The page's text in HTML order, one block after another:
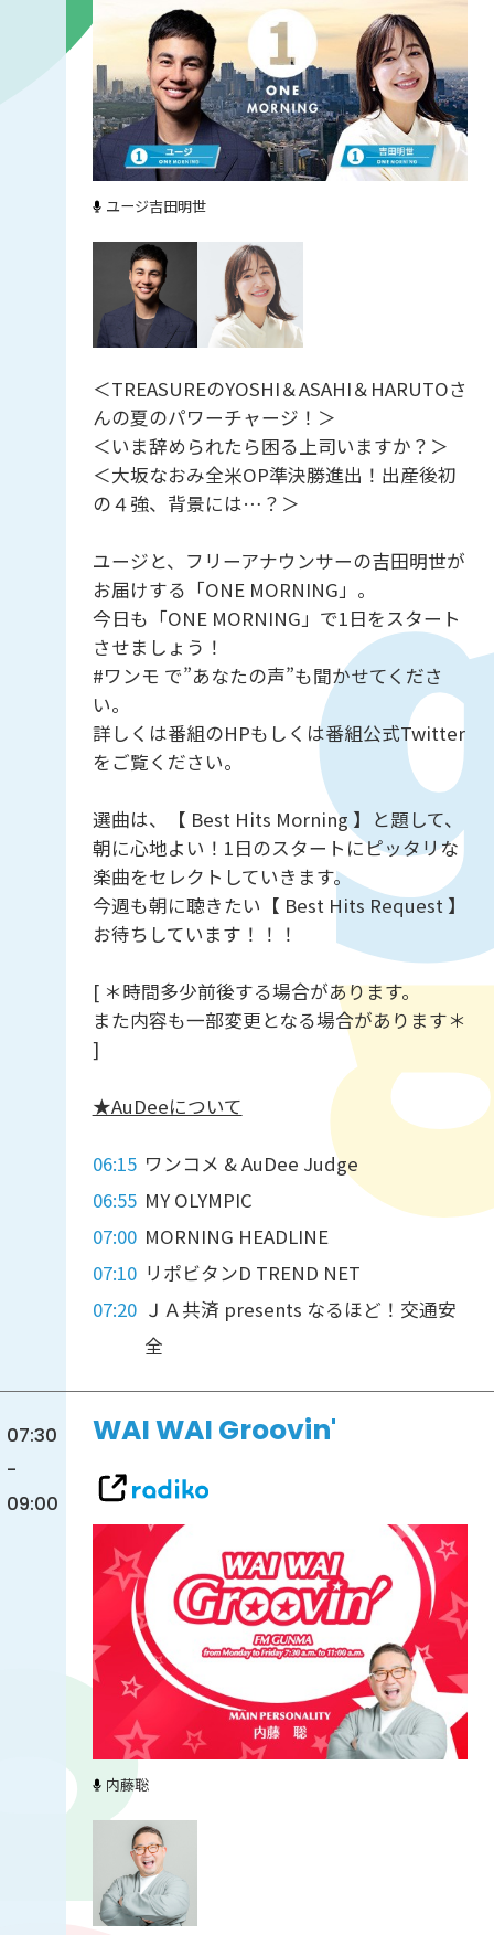
ユージ吉田明世
＜TREASUREのYOSHI＆ASAHI＆HARUTOさ
んの夏のパワーチャージ！＞
＜いま辞められたら困る上司いますか？＞
＜大坂なおみ全米OP準決勝進出！出産後初
の４強、背景には…？＞
ユージと、フリーアナウンサーの吉田明世が
お届けする「ONE MORNING」。
今日も「ONE MORNING」で1日をスタート
させましょう！
#ワンモ で”あなたの声”も聞かせてくださ
い。
詳しくは番組のHPもしくは番組公式Twitter
をご覧ください。
選曲は、【 Best Hits Morning 】と題して、
朝に心地よい！1日のスタートにピッタリな
楽曲をセレクトしていきます。
今週も朝に聴きたい【 Best Hits Request 】
お待ちしています！！！
[ ＊時間多少前後する場合があります。
また内容も一部変更となる場合があります＊
]
★AuDeeについて
06:15 ワンコメ & AuDee Judge
06:55 MY OLYMPIC
07:00 MORNING HEADLINE
07:10 リポビタンD TREND NET
07:20 ＪＡ共済 presents なるほど！交通安
全
07:30
-
09:00
WAI WAI Groovin'
内藤聡